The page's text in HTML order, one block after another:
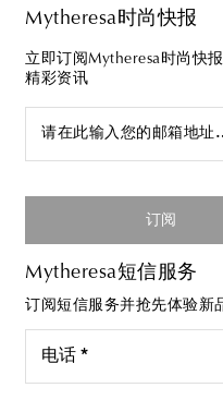
Mytheresa时尚快报
立即订阅Mytheresa时尚快
精彩资讯
请在此输入您的邮箱地址
订阅
Mytheresa短信服务
订阅短信服务并抢先体验新
电话 *